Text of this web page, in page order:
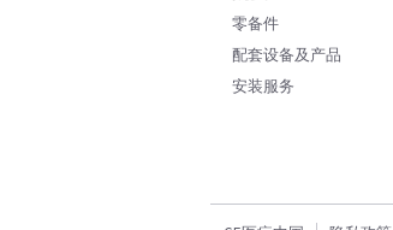
零备件
配套设备及产品
安装服务